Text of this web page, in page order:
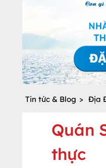
Tin tức & Blog > Địa
Quán
thực